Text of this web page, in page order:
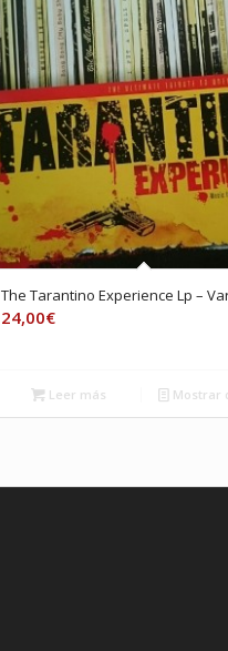
The Tarantino Experience Lp –
24,00€
Leer más Mostrar